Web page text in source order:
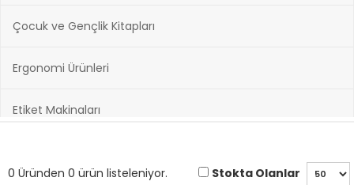
Çocuk ve Gençlik Kitapları
Ergonomi Ürünleri
Etiket Makinaları
0 Üründen 0 ürün listeleniyor. Stokta Olanlar